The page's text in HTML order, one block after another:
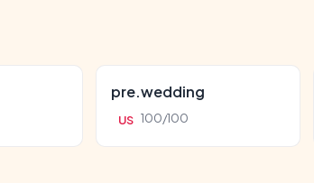
pre.wedding
US 100/100